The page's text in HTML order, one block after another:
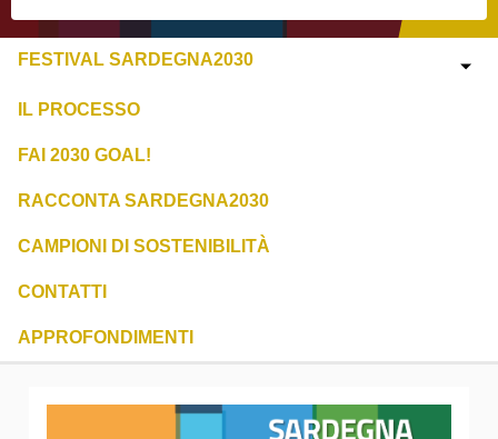
FESTIVAL SARDEGNA2030
IL PROCESSO
FAI 2030 GOAL!
RACCONTA SARDEGNA2030
CAMPIONI DI SOSTENIBILITÀ
CONTATTI
APPROFONDIMENTI